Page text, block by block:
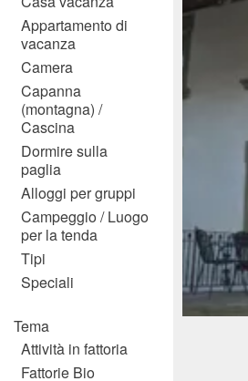
Appartamento di
vacanza
Camera
Capanna
(montagna) /
Cascina
Dormire sulla
paglia
Alloggi per gruppi
Campeggio / Luogo
per la tenda
Tipi
Speciali
Tema
Attività in fattoria
Fattorie Bio